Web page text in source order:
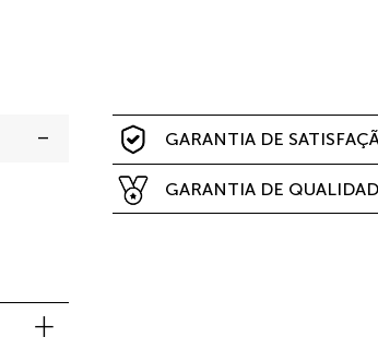
GARANTIA DE
GARANTIA DE